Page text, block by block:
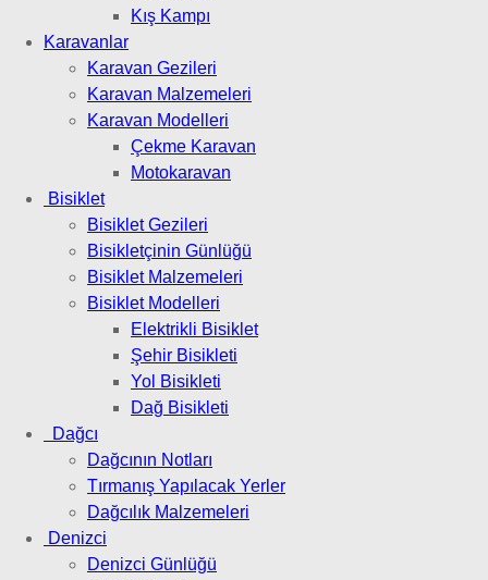
Kış Kampı
Karavanlar
Karavan Gezileri
Karavan Malzemeleri
Karavan Modelleri
Çekme Karavan
Motokaravan
Bisiklet
Bisiklet Gezileri
Bisikletçinin Günlüğü
Bisiklet Malzemeleri
Bisiklet Modelleri
Elektrikli Bisiklet
Şehir Bisikleti
Yol Bisikleti
Dağ Bisikleti
Dağcı
Dağcının Notları
Tırmanış Yapılacak Yerler
Dağcılık Malzemeleri
Denizci
Denizci Günlüğü